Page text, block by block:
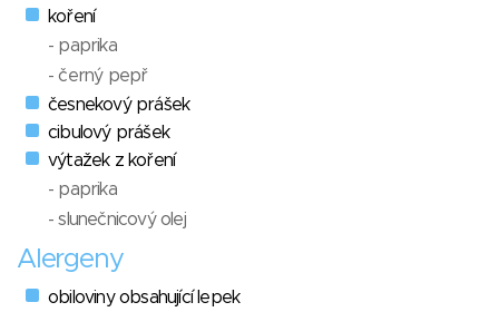
koření
- paprika
- černý pepř
česnekový prášek
cibulový prášek
výtažek z koření
- paprika
- slunečnicový olej
Alergeny
obiloviny obsahující lepek